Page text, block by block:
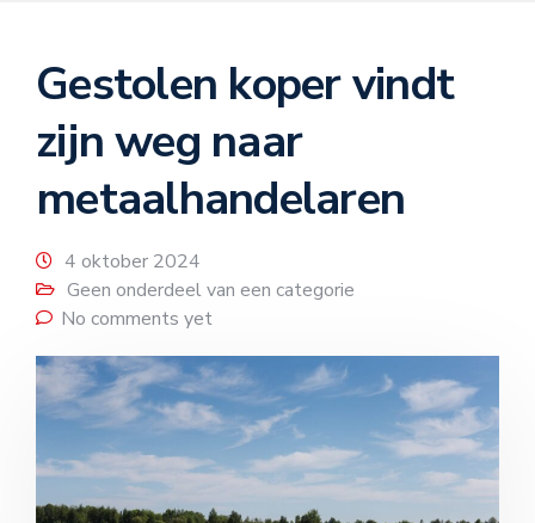
Gestolen koper vindt
zijn weg naar
metaalhandelaren
4 oktober 2024
Geen onderdeel van een categorie
No comments yet